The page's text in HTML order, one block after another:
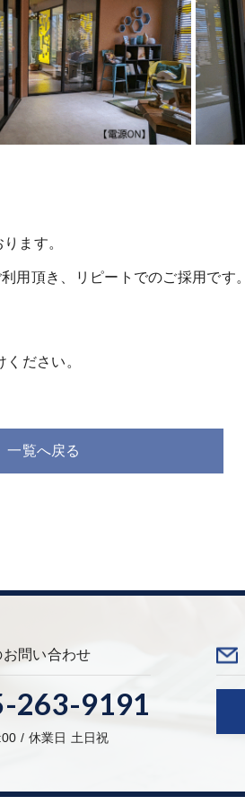
ます。
用頂き、リピートでのご採用です
ださい。
一覧へ戻る
問い合わせ
263-9191
/ 休業日 土日祝